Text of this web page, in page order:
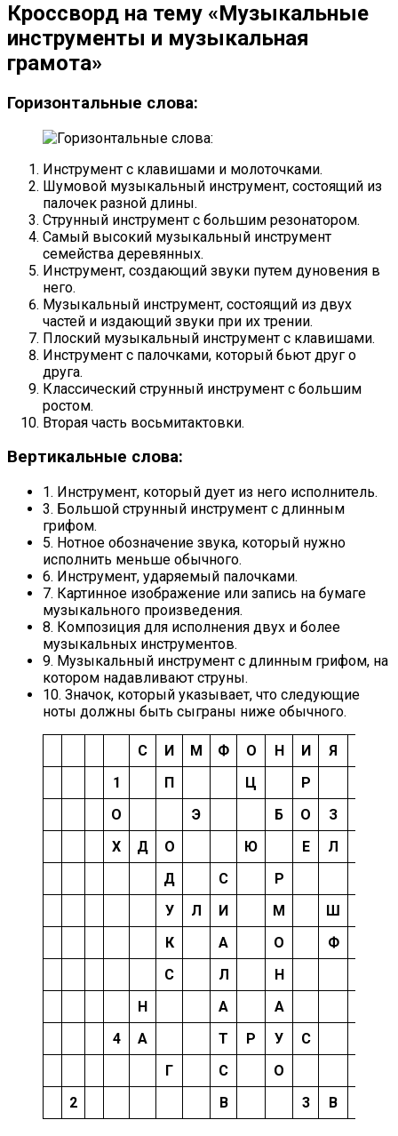
Кроссворд на тему «Музыкальные
инструменты и музыкальная
грамота»
Горизонтальные слова:
Инструмент с клавишами и молоточками.
Шумовой музыкальный инструмент, состоящий из
палочек разной длины.
Струнный инструмент с большим резонатором.
Самый высокий музыкальный инструмент
семейства деревянных.
Инструмент, создающий звуки путем дуновения в
него.
Музыкальный инструмент, состоящий из двух
частей и издающий звуки при их трении.
Плоский музыкальный инструмент с клавишами.
Инструмент с палочками, который бьют друг о
друга.
Классический струнный инструмент с большим
ростом.
Вторая часть восьмитактовки.
Вертикальные слова:
1. Инструмент, который дует из него исполнитель.
3. Большой струнный инструмент с длинным
грифом.
5. Нотное обозначение звука, который нужно
исполнить меньше обычного.
6. Инструмент, ударяемый палочками.
7. Картинное изображение или запись на бумаге
музыкального произведения.
8. Композиция для исполнения двух и более
музыкальных инструментов.
9. Музыкальный инструмент с длинным грифом, на
котором надавливают струны.
10. Значок, который указывает, что следующие
ноты должны быть сыграны ниже обычного.
С И М Ф О Н И Я
1
П Ц Р
О
Э Б О З
Х
Д О Ю Е Л
Д
С
Р
У
Л И М Ш
К
А О Ф
С
Л
Н
Н
А
А
4
А Т Р У
С
Г
С
О
2
В 3 В